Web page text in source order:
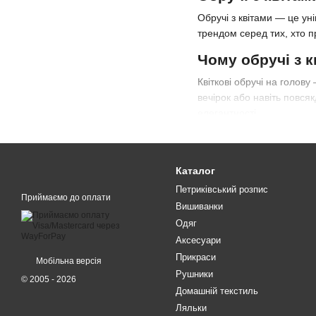
Обручі з квітами — це
трендом серед тих, хто
Чому обручі з
Квіткові обручі на
вечірок або навіть
Як вибрати
Вибір обруча з квітів
Для весільних
перлами, стразами
Для фестивалів і
аксесуари чудово
Для дітей. Дитячі
щоб дитині було
Приймаємо до оплати
Мобільна версія
© 2005 - 2026
Каталог
Петриківський розпис
Вишиванки
Одяг
Аксесуари
Прикраси
Рушники
Домашній текстиль
Ляльки